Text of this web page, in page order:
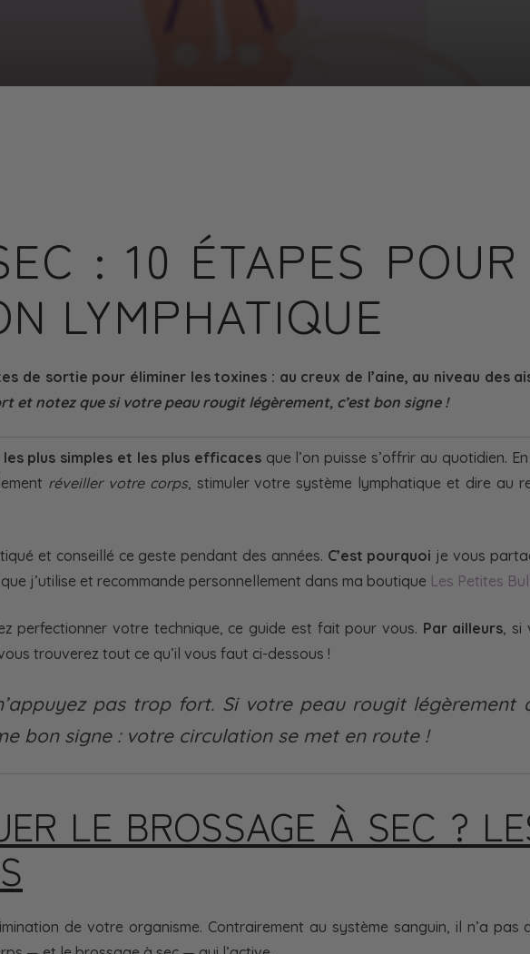
: 10 ÉTAPES
LYMPHATIQUE
de sortie pour éliminer les toxines : au creux de l’aine, au niveau des
et notez que si votre peau rougit légèrement, c’est bon signe !
plus simples et les plus efficacesque l’on puisse s’offrir au quotidien. En
réveiller votre corps, stimuler votre système lymphatique et dire au
et conseillé ce geste pendant des années. C’est pourquoi je vous
j’utilise et recommande personnellement dans ma boutique Les Petites
perfectionner votre technique, ce guide est fait pour vous. Par ailleurs, si
trouverez tout ce qu’il vous faut ci-dessous !
pas trop fort. Si votre peau rougit légèrement
bon signe : votre circulation se met en route !
LE BROSSAGE À SEC ?
de votre organisme. Contrairement au système sanguin, il n’a